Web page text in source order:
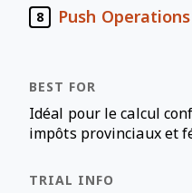
8 Push Operations
Idéal pour le calcul
impôts provinciaux et